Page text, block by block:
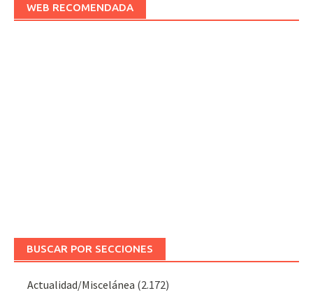
WEB RECOMENDADA
BUSCAR POR SECCIONES
Actualidad/Miscelánea (2.172)